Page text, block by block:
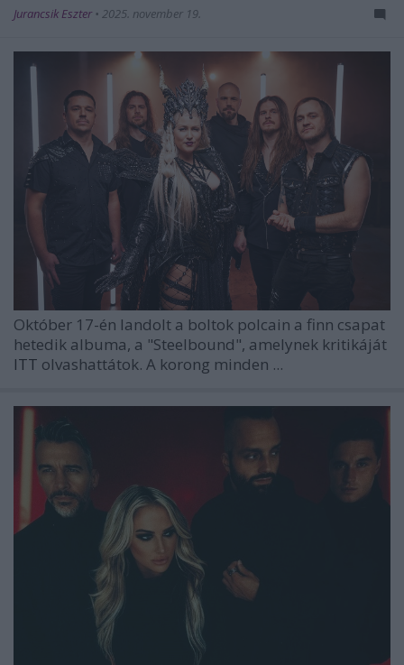
Jurancsik Eszter • 2025. november 19.
Október 17-én landolt a boltok polcain a finn csapat
hetedik albuma, a "Steelbound", amelynek kritikáját
ITT olvashattátok. A korong minden ...